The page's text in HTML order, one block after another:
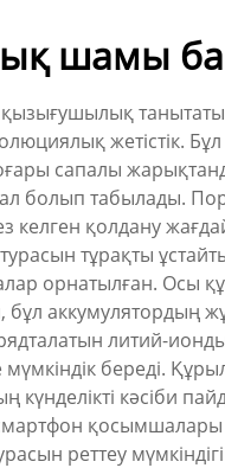
шамы
жетістік.
сапалы
болып табылады.
келген қолдану
тұрақты
орнатылған.
бұл
литий-
береді.
кәсіби
реттеу